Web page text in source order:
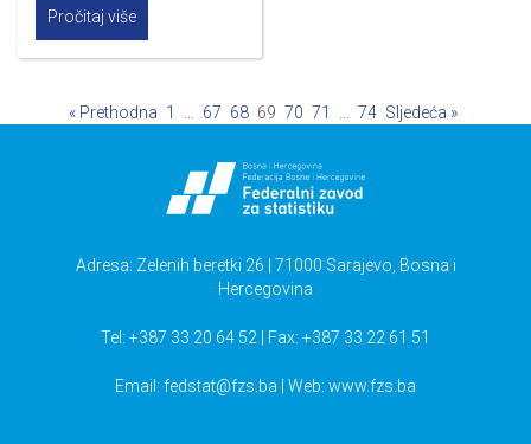
Pročitaj više
« Prethodna 1 67 68 69 70 71 74 Sljedeća »
Adresa: Zelenih beretki 26 | 71000 Sarajevo, Bosna i
Hercegovina
Tel: +387 33 20 64 52 | Fax: +387 33 22 61 51
Email: fedstat@fzs.ba | Web: www.fzs.ba